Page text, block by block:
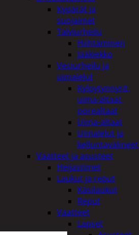
Kypärät ja
suojaimet
Talviurheilu
Hiihtäminen
Jääkiekko
Vesiurheilu ja
uimalelut
Kylpytynnyrit,
uima-altaat,
porealtaat
Uima-altaat
Uimalelut ja
kelluntavälineet
Vaatteet ja asusteet
Heijastimet
Laukut ja reput
Käsilaukut
Reput
Vaatteet
Lapset